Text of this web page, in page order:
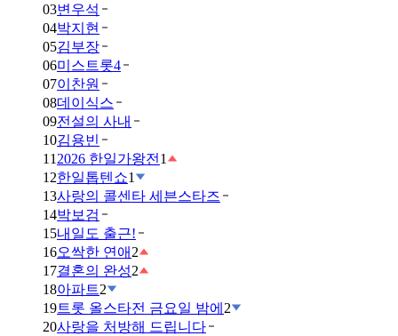
03변우석
04박지현
05김부장
06미스트롯4
07이찬원
08데이식스
09전설의 사내
10김용빈
11 2026 한일가왕전 1
12한일톱텐쇼1
13사랑의 콜센타 세븐스타즈
14박보검
15내일도 출근!
16오싹한 연애 2
17결혼의 완성2
18아파트2
19트롯 올스타전 금요일 밤에 2
20사랑을 처방해 드립니다